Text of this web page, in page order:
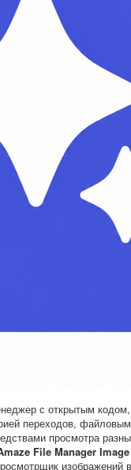
с открытым
переходов,
просмотра
File Manager